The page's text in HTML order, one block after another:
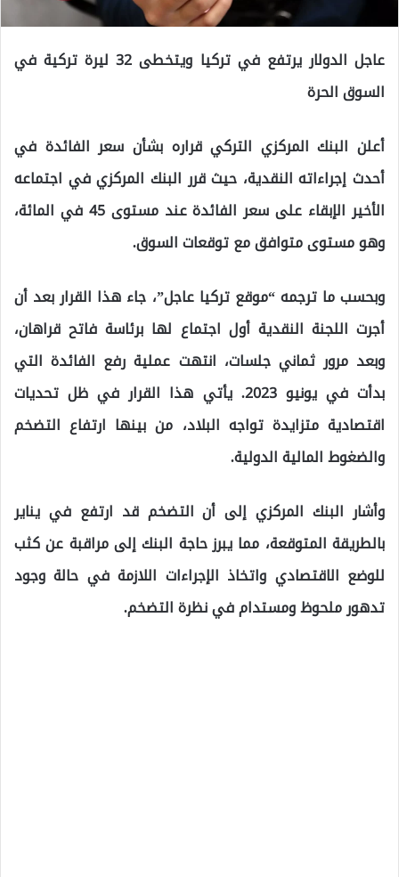
عاجل الدولار يرتفع في تركيا ويتخطى 32 ليرة تركية في
السوق الحرة
أعلن البنك المركزي التركي قراره بشأن سعر الفائدة في
أحدث إجراءاته النقدية، حيث قرر البنك المركزي في اجتماعه
الأخير الإبقاء على سعر الفائدة عند مستوى 45 في المائة،
وهو مستوى متوافق مع توقعات السوق.
وبحسب ما ترجمه “موقع تركيا عاجل”، جاء هذا القرار بعد أن
أجرت اللجنة النقدية أول اجتماع لها برئاسة فاتح قراهان،
وبعد مرور ثماني جلسات، انتهت عملية رفع الفائدة التي
بدأت في يونيو 2023. يأتي هذا القرار في ظل تحديات
اقتصادية متزايدة تواجه البلاد، من بينها ارتفاع التضخم
والضغوط المالية الدولية.
وأشار البنك المركزي إلى أن التضخم قد ارتفع في يناير
بالطريقة المتوقعة، مما يبرز حاجة البنك إلى مراقبة عن كثب
للوضع الاقتصادي واتخاذ الإجراءات اللازمة في حالة وجود
تدهور ملحوظ ومستدام في نظرة التضخم.